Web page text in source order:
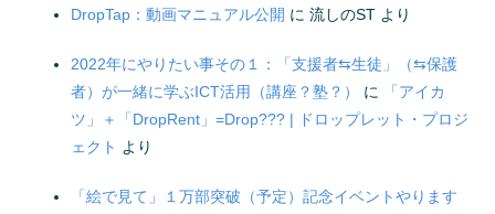
DropTap：動画マニュアル公開 に 流しのST より
2022年にやりたい事その１：「支援者⇆生徒」（⇆保護
者）が一緒に学ぶICT活用（講座？塾？）
に
「アイカ
ツ」＋「DropRent」=Drop??? | ドロップレット・プロジ
ェクト より
「絵で見て」１万部突破（予定）記念イベントやります